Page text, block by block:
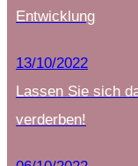
Entwicklung
13/10/2022
Lassen Sie sich
verderben!